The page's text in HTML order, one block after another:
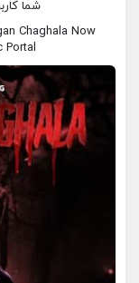
شما
Chaghala Now
Portal